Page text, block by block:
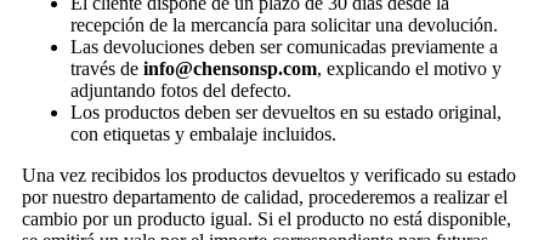
recepción de la mercancía para solicitar una devolución.
Las devoluciones deben ser comunicadas previamente a
través de info@chensonsp.com, explicando el motivo y
adjuntando fotos del defecto.
Los productos deben ser devueltos en su estado original,
con etiquetas y embalaje incluidos.
Una vez recibidos los productos devueltos y verificado su estado
por nuestro departamento de calidad, procederemos a realizar el
cambio por un producto igual. Si el producto no está disponible,